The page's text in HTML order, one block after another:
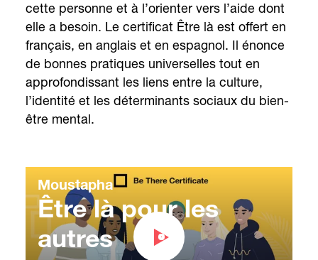
cette personne et à l’orienter vers l’aide dont
elle a besoin. Le certificat Être là est offert en
français, en anglais et en espagnol. Il énonce
de bonnes pratiques universelles tout en
approfondissant les liens entre la culture,
l’identité et les déterminants sociaux du bien-
être mental.
Moustapha
Être là pour les
autres